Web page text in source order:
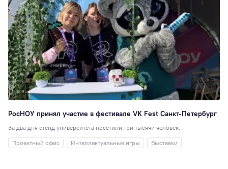
РосНОУ принял участие в фестивале VK Fest Санкт-Петербург
За два дня стенд университета посетили три тысячи человек.
Проектный офис
Интеллектуальные игры Выставки